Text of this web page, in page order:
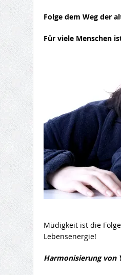
Folge dem Weg der
Für viele Menschen
Müdigkeit ist die
Lebensenergie!
Harmonisierung von